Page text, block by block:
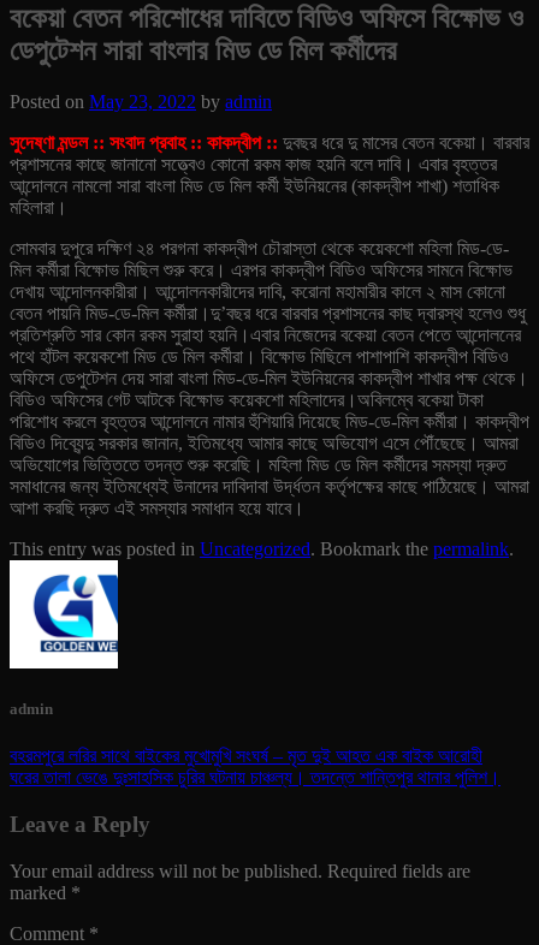
বকেয়া বেতন পরিশোধের দাবিতে বিডিও অফিসে বিক্ষোভ ও
ডেপুটেশন সারা বাংলার মিড ডে মিল কর্মীদের
Posted on May 23, 2022 by admin
সুদেষ্ণা মন্ডল :: সংবাদ প্রবাহ :: কাকদ্বীপ :: দুবছর ধরে দু মাসের বেতন বকেয়া। বারবার
প্রশাসনের কাছে জানানো সত্ত্বেও কোনো রকম কাজ হয়নি বলে দাবি। এবার বৃহত্তর
আন্দোলনে নামলো সারা বাংলা মিড ডে মিল কর্মী ইউনিয়নের (কাকদ্বীপ শাখা) শতাধিক
মহিলারা।
সোমবার দুপুরে দক্ষিণ ২৪ পরগনা কাকদ্বীপ চৌরাস্তা থেকে কয়েকশো মহিলা মিড-ডে-
মিল কর্মীরা বিক্ষোভ মিছিল শুরু করে। এরপর কাকদ্বীপ বিডিও অফিসের সামনে বিক্ষোভ
দেখায় আন্দোলনকারীরা। আন্দোলনকারীদের দাবি, করোনা মহামারীর কালে ২ মাস কোনো
বেতন পায়নি মিড-ডে-মিল কর্মীরা। দু’বছর ধরে বারবার প্রশাসনের কাছ দ্বারস্থ হলেও শুধু
প্রতিশ্রুতি সার কোন রকম সুরাহা হয়নি।এবার নিজেদের বকেয়া বেতন পেতে আন্দোলনের
পথে হাঁটল কয়েকশো মিড ডে মিল কর্মীরা। বিক্ষোভ মিছিলে পাশাপাশি কাকদ্বীপ বিডিও
অফিসে ডেপুটেশন দেয় সারা বাংলা মিড-ডে-মিল ইউনিয়নের কাকদ্বীপ শাখার পক্ষ থেকে।
বিডিও অফিসের গেট আটকে বিক্ষোভ কয়েকশো মহিলাদের। অবিলম্বে বকেয়া টাকা
পরিশোধ করলে বৃহত্তর আন্দোলনে নামার হুঁশিয়ারি দিয়েছে মিড-ডে-মিল কর্মীরা। কাকদ্বীপ
বিডিও দিব্যেন্দু সরকার জানান, ইতিমধ্যে আমার কাছে অভিযোগ এসে পৌঁছেছে। আমরা
অভিযোগের ভিত্তিতে তদন্ত শুরু করেছি। মহিলা মিড ডে মিল কর্মীদের সমস্যা দ্রুত
সমাধানের জন্য ইতিমধ্যেই উনাদের দাবিদাবা উর্দ্ধতন কর্তৃপক্ষের কাছে পাঠিয়েছে। আমরা
আশা করছি দ্রুত এই সমস্যার সমাধান হয়ে যাবে।
This entry was posted in Uncategorized. Bookmark the permalink.
admin
বহরমপুরে লরির সাথে বাইকের মুখোমুখি সংঘর্ষ – মৃত দুই আহত এক বাইক আরোহী
ঘরের তালা ভেঙে দুঃসাহসিক চুরির ঘটনায় চাঞ্চল্য। তদন্তে শান্তিপুর থানার পুলিশ।
Leave a Reply
Your email address will not be published. Required fields are
marked *
Comment *